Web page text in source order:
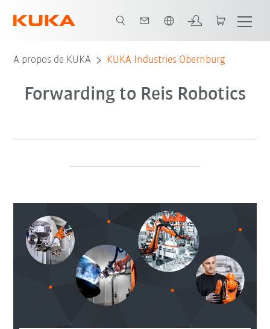
A propos de KUKA KUKA Industries Obernburg
Forwarding to Reis Robotics